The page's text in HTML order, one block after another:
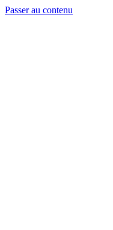
Passer au contenu